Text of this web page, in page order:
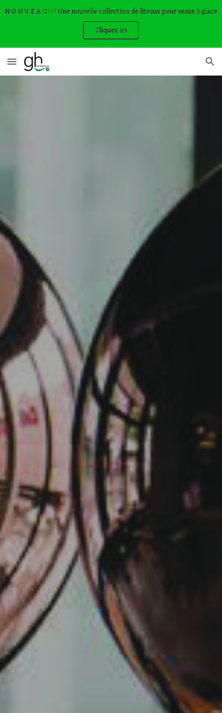
N O U V E A U ! ! ! Une nouvelle collection de liteaux pour seaux à glace
Cliquez ici